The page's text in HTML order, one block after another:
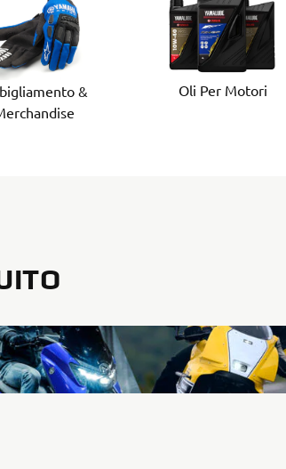
&
Oli Per Motori